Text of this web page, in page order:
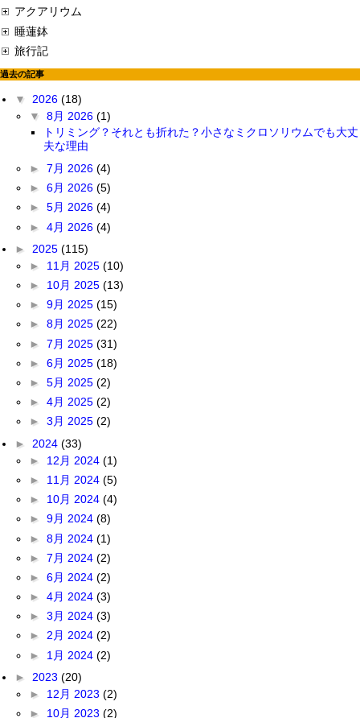
アクアリウム
睡蓮鉢
旅行記
過去の記事
▼ 2026 (18)
▼ 8月 2026 (1)
トリミング？それとも折れた？小さなミクロソリウムでも大丈
夫な理由
► 7月 2026 (4)
► 6月 2026 (5)
► 5月 2026 (4)
► 4月 2026 (4)
► 2025 (115)
► 11月 2025 (10)
► 10月 2025 (13)
► 9月 2025 (15)
► 8月 2025 (22)
► 7月 2025 (31)
► 6月 2025 (18)
► 5月 2025 (2)
► 4月 2025 (2)
► 3月 2025 (2)
► 2024 (33)
► 12月 2024 (1)
► 11月 2024 (5)
► 10月 2024 (4)
► 9月 2024 (8)
► 8月 2024 (1)
► 7月 2024 (2)
► 6月 2024 (2)
► 4月 2024 (3)
► 3月 2024 (3)
► 2月 2024 (2)
► 1月 2024 (2)
► 2023 (20)
► 12月 2023 (2)
► 10月 2023 (2)